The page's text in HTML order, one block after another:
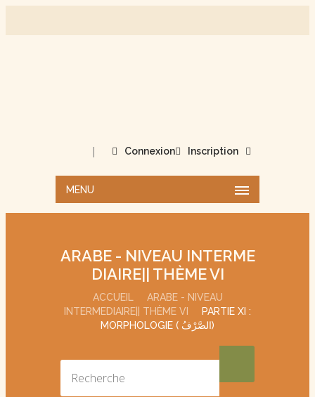
Connexion
| Inscription
MENU
ARABE - NIVEAU INTERME
DIAIRE|| THÈME VI
ACCUEIL
ARABE - NIVEAU
INTERMEDIAIRE|| THÈME VI
PARTIE XI :
MORPHOLOGIE ( الصَّرْفُ)